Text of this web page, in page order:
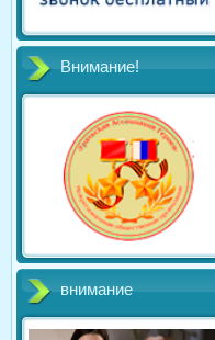
Внимание!
внимание